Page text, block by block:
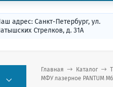
адрес: Санкт-Петербург, ул.
Стрелков, д. 31А
Главная Каталог
МФУ лазерное PANTUM